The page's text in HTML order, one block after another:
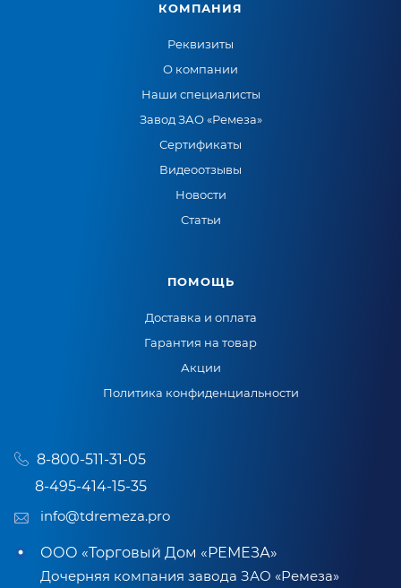
КОМПАНИЯ
Реквизиты
О компании
Наши специалисты
Завод ЗАО «Ремеза»
Сертификаты
Видеоотзывы
Новости
Статьи
ПОМОЩЬ
Доставка и оплата
Гарантия на товар
Акции
Политика конфиденциальности
8-800-511-31-05
8-495-414-15-35
info@tdremeza.pro
ООО «Торговый Дом «РЕМЕЗА»
Дочерняя компания завода ЗАО «Ремеза»